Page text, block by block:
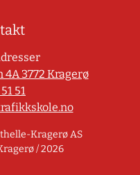
3772 Kragerø
51
Kragerø AS
/ 2026